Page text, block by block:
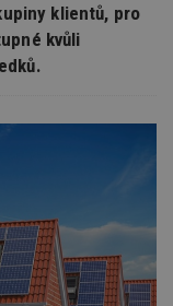
klientů, pro
kvůli